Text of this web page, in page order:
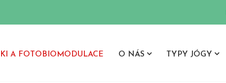
A FOTOBIOMODULACE O NÁS TYPY JÓGY